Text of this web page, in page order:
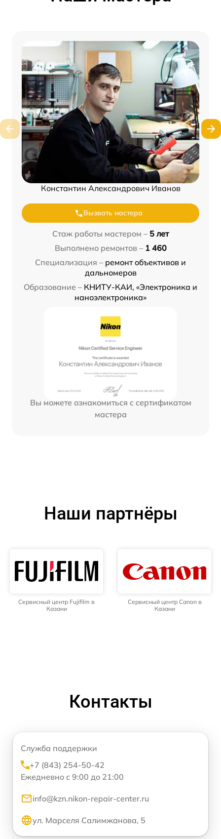
Константин Александрович Иванов
Вызвать мастера
Стаж работы мастером – 5 лет
Выполнено ремонтов – 1 460
Специализация – ремонт объективов и
дальномеров
Образование – КНИТУ-КАИ, «Электроника и
наноэлектроника»
Вы можете ознакомиться с сертификатом
мастера
Наши партнёры
Сервисный центр Fujifilm в
Казани
Сервисный центр Canon в
Казани
Контакты
Служба поддержки
+7 (843) 254-50-42
Ежедневно с 9:00 до 21:00
info@kzn.nikon-repair-center.ru
ул. Марселя Салимжанова, 5